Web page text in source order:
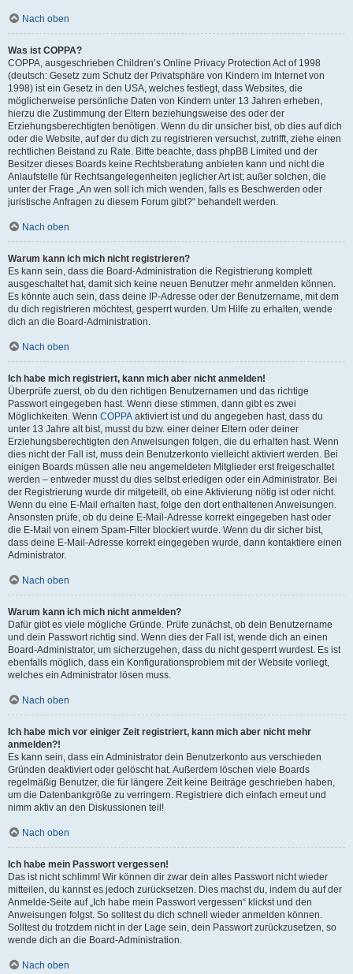
Nach oben
Was ist COPPA?
COPPA, ausgeschrieben Children’s Online Privacy Protection Act of 1998
(deutsch: Gesetz zum Schutz der Privatsphäre von Kindern im Internet von
1998) ist ein Gesetz in den USA, welches festlegt, dass Websites, die
möglicherweise persönliche Daten von Kindern unter 13 Jahren erheben,
hierzu die Zustimmung der Eltern beziehungsweise des oder der
Erziehungsberechtigten benötigen. Wenn du dir unsicher bist, ob dies auf dich
oder die Website, auf der du dich zu registrieren versuchst, zutrifft, ziehe einen
rechtlichen Beistand zu Rate. Bitte beachte, dass phpBB Limited und der
Besitzer dieses Boards keine Rechtsberatung anbieten kann und nicht die
Anlaufstelle für Rechtsangelegenheiten jeglicher Art ist; außer solchen, die
unter der Frage „An wen soll ich mich wenden, falls es Beschwerden oder
juristische Anfragen zu diesem Forum gibt?“ behandelt werden.
Nach oben
Warum kann ich mich nicht registrieren?
Es kann sein, dass die Board-Administration die Registrierung komplett
ausgeschaltet hat, damit sich keine neuen Benutzer mehr anmelden können.
Es könnte auch sein, dass deine IP-Adresse oder der Benutzername, mit dem
du dich registrieren möchtest, gesperrt wurden. Um Hilfe zu erhalten, wende
dich an die Board-Administration.
Nach oben
Ich habe mich registriert, kann mich aber nicht anmelden!
Überprüfe zuerst, ob du den richtigen Benutzernamen und das richtige
Passwort eingegeben hast. Wenn diese stimmen, dann gibt es zwei
Möglichkeiten. Wenn COPPA aktiviert ist und du angegeben hast, dass du
unter 13 Jahre alt bist, musst du bzw. einer deiner Eltern oder deiner
Erziehungsberechtigten den Anweisungen folgen, die du erhalten hast. Wenn
dies nicht der Fall ist, muss dein Benutzerkonto vielleicht aktiviert werden. Bei
einigen Boards müssen alle neu angemeldeten Mitglieder erst freigeschaltet
werden – entweder musst du dies selbst erledigen oder ein Administrator. Bei
der Registrierung wurde dir mitgeteilt, ob eine Aktivierung nötig ist oder nicht.
Wenn du eine E-Mail erhalten hast, folge den dort enthaltenen Anweisungen.
Ansonsten prüfe, ob du deine E-Mail-Adresse korrekt eingegeben hast oder
die E-Mail von einem Spam-Filter blockiert wurde. Wenn du dir sicher bist,
dass deine E-Mail-Adresse korrekt eingegeben wurde, dann kontaktiere einen
Administrator.
Nach oben
Warum kann ich mich nicht anmelden?
Dafür gibt es viele mögliche Gründe. Prüfe zunächst, ob dein Benutzername
und dein Passwort richtig sind. Wenn dies der Fall ist, wende dich an einen
Board-Administrator, um sicherzugehen, dass du nicht gesperrt wurdest. Es ist
ebenfalls möglich, dass ein Konfigurationsproblem mit der Website vorliegt,
welches ein Administrator lösen muss.
Nach oben
Ich habe mich vor einiger Zeit registriert, kann mich aber nicht mehr
anmelden?!
Es kann sein, dass ein Administrator dein Benutzerkonto aus verschieden
Gründen deaktiviert oder gelöscht hat. Außerdem löschen viele Boards
regelmäßig Benutzer, die für längere Zeit keine Beiträge geschrieben haben,
um die Datenbankgröße zu verringern. Registriere dich einfach erneut und
nimm aktiv an den Diskussionen teil!
Nach oben
Ich habe mein Passwort vergessen!
Das ist nicht schlimm! Wir können dir zwar dein altes Passwort nicht wieder
mitteilen, du kannst es jedoch zurücksetzen. Dies machst du, indem du auf der
Anmelde-Seite auf „Ich habe mein Passwort vergessen“ klickst und den
Anweisungen folgst. So solltest du dich schnell wieder anmelden können.
Solltest du trotzdem nicht in der Lage sein, dein Passwort zurückzusetzen, so
wende dich an die Board-Administration.
Nach oben